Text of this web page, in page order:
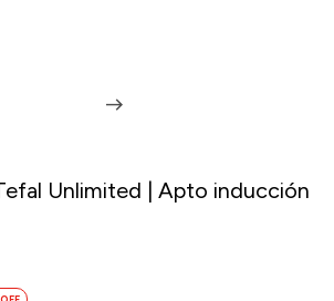
Unlimited | Apto inducción